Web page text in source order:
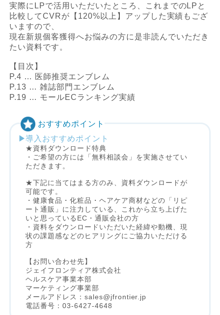
実際にLPで活用いただいたところ、これまでのLPと
比較してCVRが【120%以上】アップした実績もござ
いますので、
現在新規個客獲得へお悩みの方に是非読んでいただき
たい資料です。
【目次】
P.4 … 医師推奨エンブレム
P.13 … 雑誌部門エンブレム
P.19 … モールECランキング実績
おすすめポイント
導入おすすめポイント
★資料ダウンロード特典
・ご希望の方には「無料相談会」を実施させてい
ただきます。
★下記に当てはまる方のみ、資料ダウンロードが
可能です。
・健康食品・化粧品・ヘアケア商材などの「リピ
ート通販」に注力している、これから立ち上げた
いと思っているEC・通販会社の方
・資料をダウンロードいただいた経緯や動機、現
状の課題感などのヒアリングにご協力いただける
方
【お問い合わせ先】
ジェイフロンティア株式会社
ヘルスケア事業本部
マーケティング事業部
メールアドレス：sales@jfrontier.jp
電話番号：03-6427-4648